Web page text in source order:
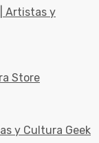
Artistas y
Store
y Cultura Geek